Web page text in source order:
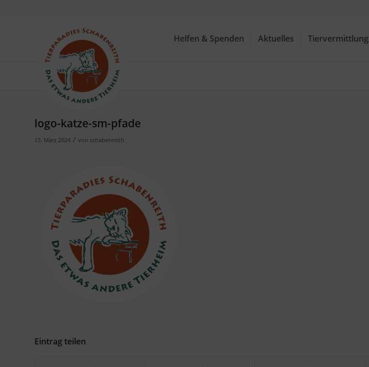
Helfen & Spenden Aktuelles Tiervermittlung
logo-katze-sm-pfade
13. März 2024 / von schabenreith
Eintrag teilen